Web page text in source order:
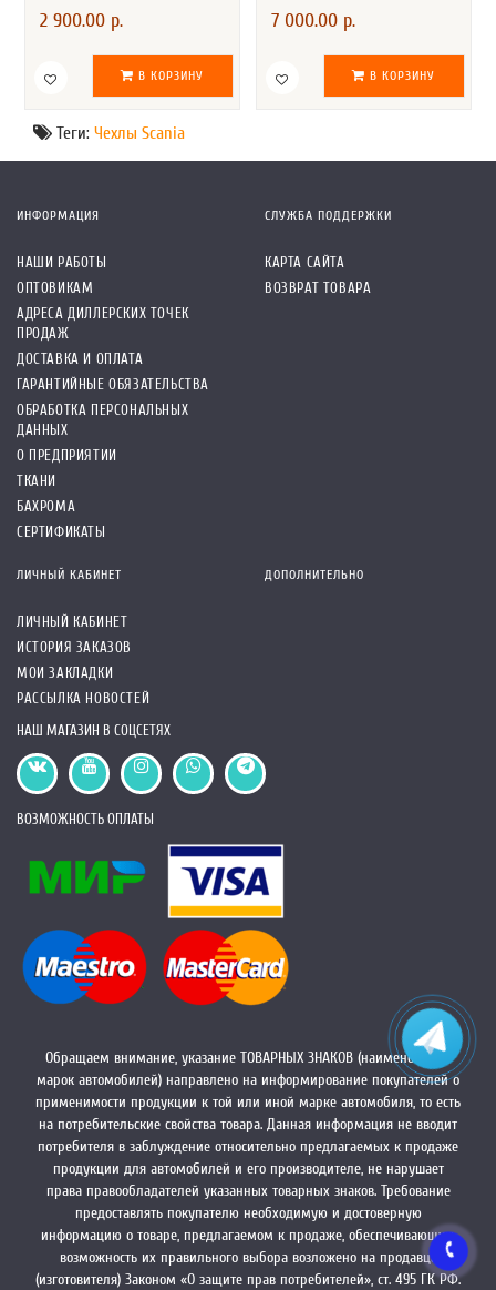
2 900.00 р.
В КОРЗИНУ
7 000.00 р.
В КОРЗИНУ
Теги: Чехлы Scania
ИНФОРМАЦИЯ
НАШИ РАБОТЫ
ОПТОВИКАМ
АДРЕСА ДИЛЛЕРСКИХ ТОЧЕК
ПРОДАЖ
ДОСТАВКА И ОПЛАТА
ГАРАНТИЙНЫЕ ОБЯЗАТЕЛЬСТВА
ОБРАБОТКА ПЕРСОНАЛЬНЫХ
ДАННЫХ
О ПРЕДПРИЯТИИ
ТКАНИ
БАХРОМА
СЕРТИФИКАТЫ
СЛУЖБА ПОДДЕРЖКИ
КАРТА САЙТА
ВОЗВРАТ ТОВАРА
ЛИЧНЫЙ КАБИНЕТ
ЛИЧНЫЙ КАБИНЕТ
ИСТОРИЯ ЗАКАЗОВ
МОИ ЗАКЛАДКИ
РАССЫЛКА НОВОСТЕЙ
ДОПОЛНИТЕЛЬНО
НАШ МАГАЗИН В СОЦСЕТЯХ
ВОЗМОЖНОСТЬ ОПЛАТЫ
Обращаем внимание, указание ТОВАРНЫХ ЗНАКОВ (наименований
марок автомобилей) направлено на информирование покупателей о
применимости продукции к той или иной марке автомобиля, то есть
на потребительские свойства товара. Данная информация не вводит
потребителя в заблуждение относительно предлагаемых к продаже
продукции для автомобилей и его производителе, не нарушает
права правообладателей указанных товарных знаков. Требование
предоставлять покупателю необходимую и достоверную
информацию о товаре, предлагаемом к продаже, обеспечивающую
возможность их правильного выбора возложено на продавца
(изготовителя) Законом «О защите прав потребителей», ст. 495 ГК РФ.